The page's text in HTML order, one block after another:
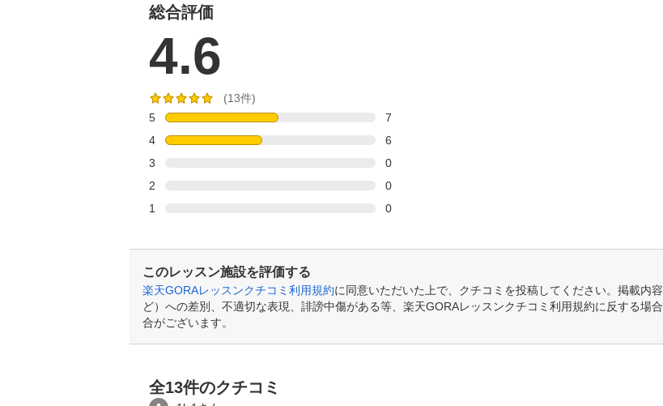
総合評価
4.6
(13件)
5
7
4
6
3
0
2
0
1
0
このレッスン施設を評価する
楽天GORAレッスンクチコミ利用規約に同意いただいた上で、クチコミを投稿してください。掲載内
ど）への差別、不適切な表現、誹謗中傷がある等、楽天GORAレッスンクチコミ利用規約に反する場
合がございます。
全13件のクチコミ